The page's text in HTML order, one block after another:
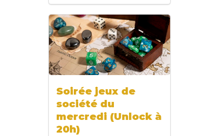
Soirée jeux de
société du
mercredi (Unlock à
20h)